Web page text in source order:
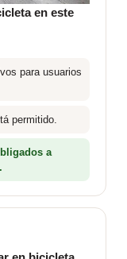
en este
para usuarios
permitido.
a